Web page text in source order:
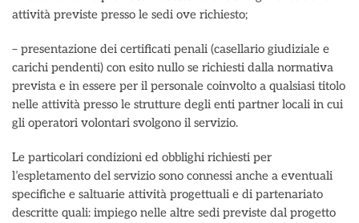
attività previste presso le sedi ove richiesto;
– presentazione dei certificati penali (casellario giudiziale e
carichi pendenti) con esito nullo se richiesti dalla normativa
prevista e in essere per il personale coinvolto a qualsiasi titolo
nelle attività presso le strutture degli enti partner locali in cui
gli operatori volontari svolgono il servizio.
Le particolari condizioni ed obblighi richiesti per
l’espletamento del servizio sono connessi anche a eventuali
specifiche e saltuarie attività progettuali e di partenariato
descritte quali: impiego nelle altre sedi previste dal progetto